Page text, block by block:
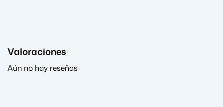
Valoraciones
Aún no hay reseñas